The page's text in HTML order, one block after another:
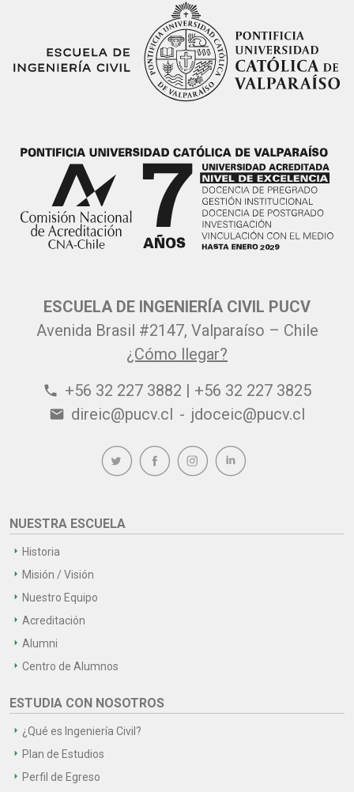
ESCUELA DE INGENIERÍA CIVIL PUCV
Avenida Brasil #2147, Valparaíso – Chile
¿Cómo llegar?
phone +56 32 227 3882 | +56 32 227 3825
email direic@pucv.cl - jdoceic@pucv.cl
NUESTRA ESCUELA
Historia
Misión / Visión
Nuestro Equipo
Acreditación
Alumni
Centro de Alumnos
ESTUDIA CON NOSOTROS
¿Qué es Ingeniería Civil?
Plan de Estudios
Perfil de Egreso